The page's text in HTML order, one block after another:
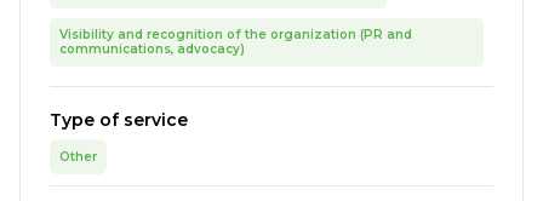
Visibility and recognition of the organization (PR and
communications, advocacy)
Type of service
Other